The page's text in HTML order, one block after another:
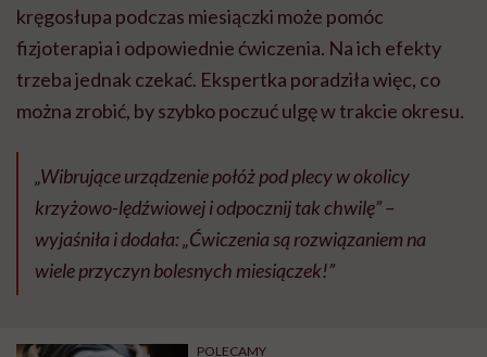
kręgosłupa podczas miesiączki może pomóc
fizjoterapia i odpowiednie ćwiczenia. Na ich efekty
trzeba jednak czekać. Ekspertka poradziła więc, co
można zrobić, by szybko poczuć ulgę w trakcie okresu.
„Wibrujące urządzenie połóż pod plecy w okolicy
krzyżowo-lędźwiowej i odpocznij tak chwilę” –
wyjaśniła i dodała: „Ćwiczenia są rozwiązaniem na
wiele przyczyn bolesnych miesiączek!”
POLECAMY